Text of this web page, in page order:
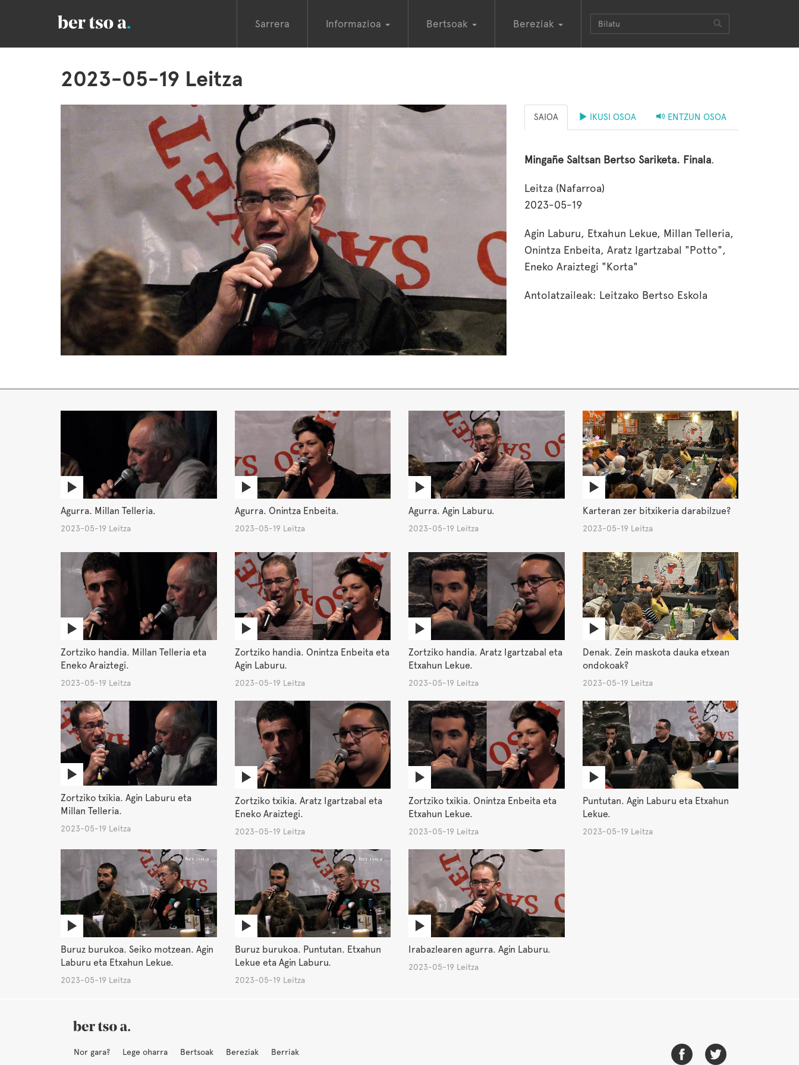
Sarrera Informazioa Bertsoak Bereziak
2023-05-19 Leitza
SAIOA IKUSI OSOA ENTZUN OSOA
Mingañe Saltsan Bertso Sariketa. Finala.
Leitza (Nafarroa)
2023-05-19
Agin Laburu, Etxahun Lekue, Millan Telleria,
Onintza Enbeita, Aratz Igartzabal "Potto",
Eneko Araiztegi "Korta"
Antolatzaileak: Leitzako Bertso Eskola
Agurra. Millan Telleria.
2023-05-19 Leitza
Agurra. Onintza Enbeita.
2023-05-19 Leitza
Agurra. Agin Laburu.
2023-05-19 Leitza
Karteran zer bitxikeria darabilzue?
2023-05-19 Leitza
Zortziko handia. Millan Telleria eta
Eneko Araiztegi.
2023-05-19 Leitza
Zortziko handia. Onintza Enbeita eta
Agin Laburu.
2023-05-19 Leitza
Zortziko handia. Aratz Igartzabal eta
Etxahun Lekue.
2023-05-19 Leitza
Denak. Zein maskota dauka etxean
ondokoak?
2023-05-19 Leitza
Zortziko txikia. Agin Laburu eta
Millan Telleria.
2023-05-19 Leitza
Zortziko txikia. Aratz Igartzabal eta
Eneko Araiztegi.
2023-05-19 Leitza
Zortziko txikia. Onintza Enbeita eta
Etxahun Lekue.
2023-05-19 Leitza
Puntutan. Agin Laburu eta Etxahun
Lekue.
2023-05-19 Leitza
Buruz burukoa. Seiko motzean. Agin
Laburu eta Etxahun Lekue.
2023-05-19 Leitza
Buruz burukoa. Puntutan. Etxahun
Lekue eta Agin Laburu.
2023-05-19 Leitza
Irabazlearen agurra. Agin Laburu.
2023-05-19 Leitza
Nor gara? Lege oharra Bertsoak Bereziak Berriak